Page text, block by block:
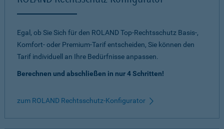
Egal, ob Sie Sich für den ROLAND Top-Rechtsschutz Basis-,
Komfort- oder Premium-Tarif entscheiden, Sie können den
Tarif individuell an Ihre Bedürfnisse anpassen.
Berechnen und abschließen in nur 4 Schritten!
zum ROLAND Rechtsschutz-Konfigurator